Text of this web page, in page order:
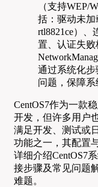
（支持WEP/
括：驱动未
rtl8821ce）
置、认证失败
通过系统化
问题，保障系
CentOS7作为一款
开发，但许多用户
满足开发、测试或
功能之一，其配置
详细介绍CentOS7
接步骤及常见问题
难题。